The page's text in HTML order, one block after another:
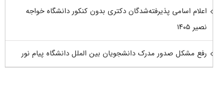
اعلام اسامی پذیرفته‌شدگان دکتری بدون کنکور دانشگاه خواجه
نصیر ۱۴۰۵
رفع مشکل صدور مدرک دانشجویان بین الملل دانشگاه پیام نور